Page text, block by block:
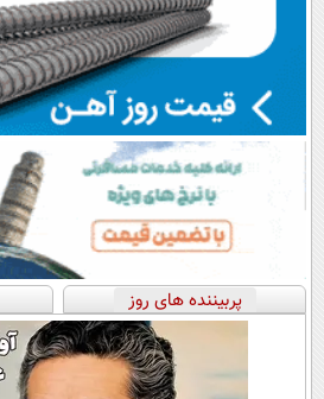
پربیننده های روز